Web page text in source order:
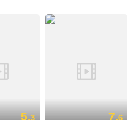
5.3 7.6